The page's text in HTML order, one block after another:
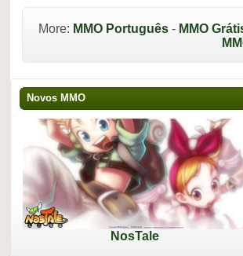
More: MMO Português- MMO
Novos MMO
NosTale